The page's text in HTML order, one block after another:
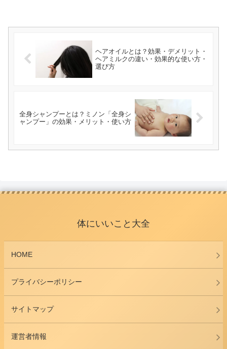
ヘアオイルとは？効果・デメリット・
ヘアミルクの違い・効果的な使い方・
選び方
全身シャンプーとは？ミノン「全身シ
ャンプー」の効果・メリット・使い方
体にいいこと大全
HOME
プライバシーポリシー
サイトマップ
運営者情報